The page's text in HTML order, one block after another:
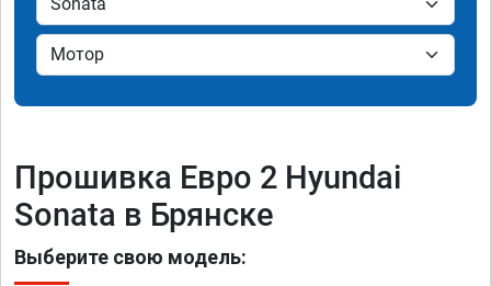
Прошивка Евро 2 Hyundai
Sonata в Брянске
Выберите свою модель: